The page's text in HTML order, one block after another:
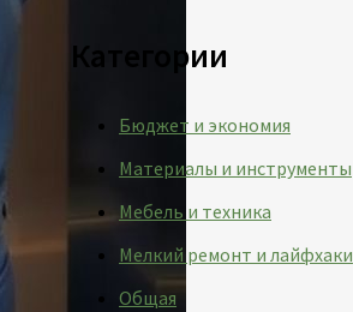
Категории
Бюджет и экономия
Материалы и инструменты
Мебель и техника
Мелкий ремонт и лайфхаки
Общая